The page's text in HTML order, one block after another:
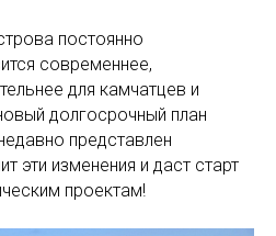
постоянно
современнее,
для камчатцев и
долгосрочный план
представлен
эти изменения и даст старт
проектам!